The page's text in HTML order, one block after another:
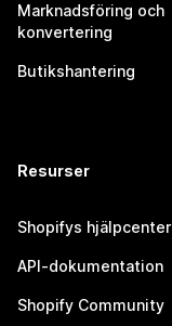
Marknadsföring och
konvertering
Butikshantering
Resurser
Shopifys hjälpcenter
API-dokumentation
Shopify Community